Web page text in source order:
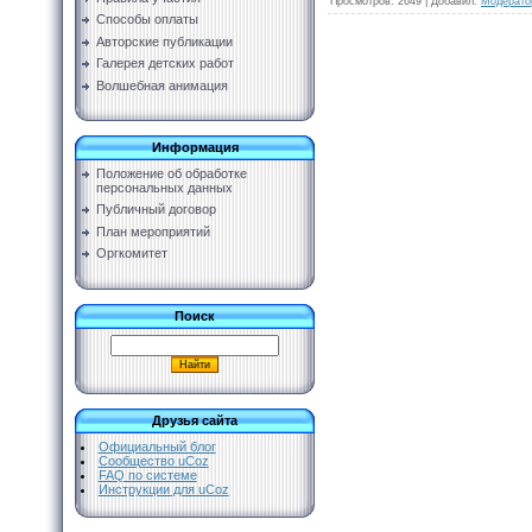
Способы оплаты
Авторские публикации
Галерея детских работ
Волшебная анимация
Информация
Положение об обработке
персональных данных
Публичный договор
План мероприятий
Оргкомитет
Поиск
Друзья сайта
Официальный блог
Сообщество uCoz
FAQ по системе
Инструкции для uCoz